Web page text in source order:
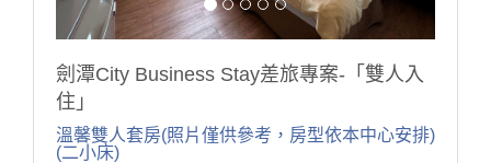
「本中心接待對象，凡學生、志工、未滿四十歲之青年
或參加公益、教育、服務、健康等研習活動之人員，皆
可辦理入住。」
劍潭City Business Stay差旅專案-「雙人入
住」
溫馨雙人套房(照片僅供參考，房型依本中心安排)
(二小床)